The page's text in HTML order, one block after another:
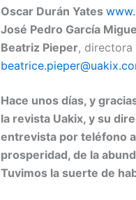
Oscar Durán Yates
José Pedro García
Beatriz Pieper, directora
Hace unos días, y
la revista Uakix, y su
entrevista por teléfono
prosperidad, de la
Tuvimos la suerte de